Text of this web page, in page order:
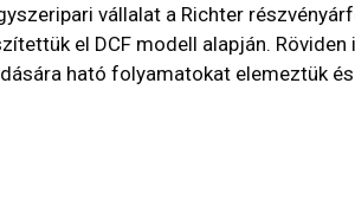
vállalat a Richter
el DCF modell alapján.
ható folyamatokat elemeztük